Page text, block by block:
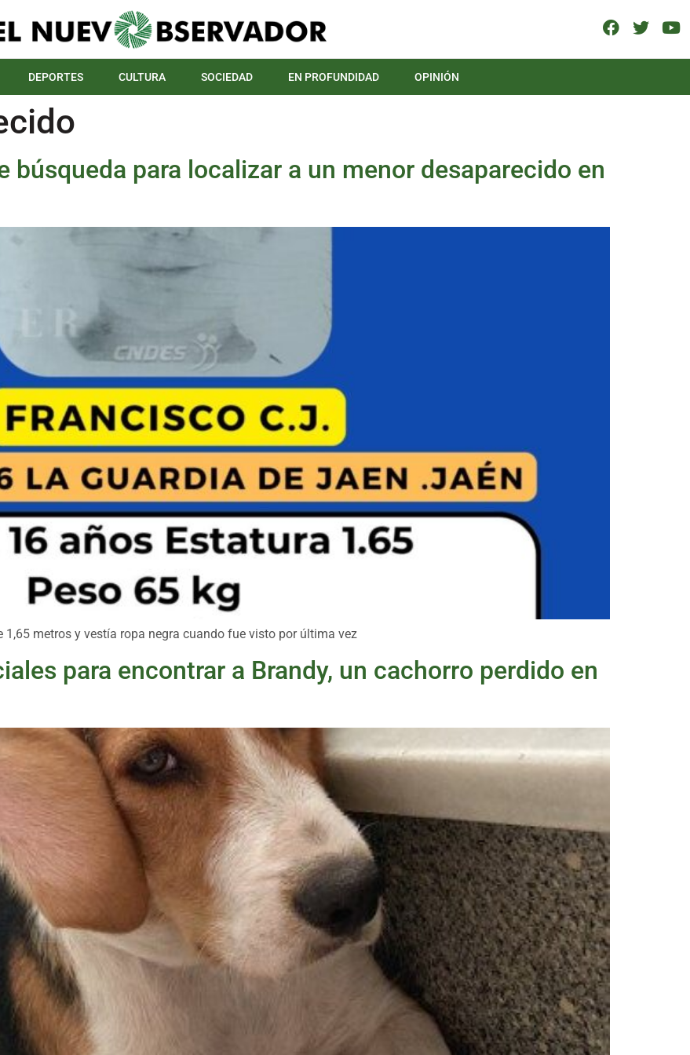
DEPORTES CULTURA SOCIEDAD EN PROFUNDIDAD OPINIÓN
para localizar a un menor desaparecido en
1,65 metros y vestía ropa negra cuando fue visto por última vez
para encontrar a Brandy, un cachorro perdido en